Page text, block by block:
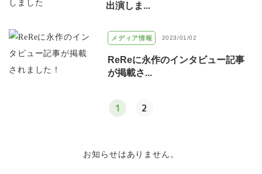
出演しま...
メディア情報 2023/01/02
ReReに永作のインタビュー記事
が掲載さ...
1 2
お知らせはありません。